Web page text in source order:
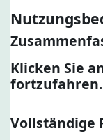
Klicken Sie
fortzufahren.
Vollständige